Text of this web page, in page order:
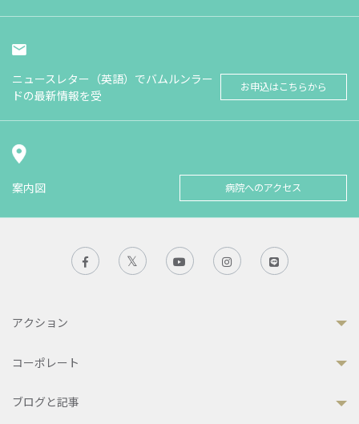
ニュースレター（英語）でバムルンラー
ドの最新情報を受
お申込はこちらから
案内図 病院へのアクセス
アクション
コーポレート
ブログと記事